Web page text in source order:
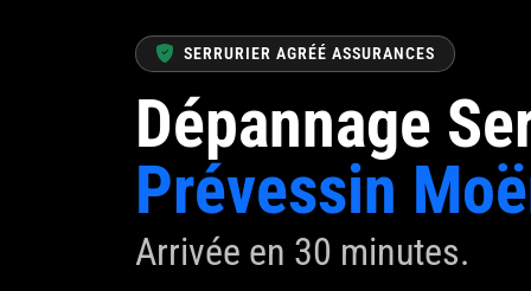
SERRURIER AGRÉÉ ASSURANCES
Dépannage
Prévessin
Arrivée en 30 minutes.